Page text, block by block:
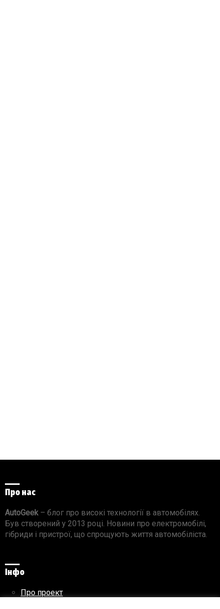
Про нас
AutoGeek – блог про високі технології в автомобілях.
Був створений у 2013 році. Новини про електромобілі,
гібриди і пристрої, що спрощують життя автомобіліста.
Інфо
Про проект